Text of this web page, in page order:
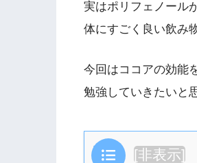
実はポリフェノール
体にすごく良い飲み
今回はココアの効能
勉強していきたいと
目次 [非表示]